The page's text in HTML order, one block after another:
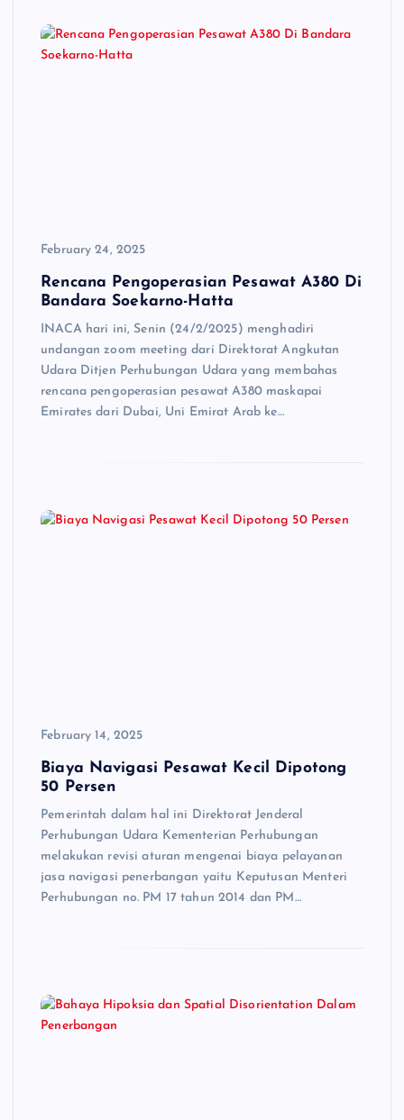
February 24, 2025
Rencana Pengoperasian Pesawat A380 Di
Bandara Soekarno-Hatta
INACA hari ini, Senin (24/2/2025) menghadiri
undangan zoom meeting dari Direktorat Angkutan
Udara Ditjen Perhubungan Udara yang membahas
rencana pengoperasian pesawat A380 maskapai
Emirates dari Dubai, Uni Emirat Arab ke…
February 14, 2025
Biaya Navigasi Pesawat Kecil Dipotong
50 Persen
Pemerintah dalam hal ini Direktorat Jenderal
Perhubungan Udara Kementerian Perhubungan
melakukan revisi aturan mengenai biaya pelayanan
jasa navigasi penerbangan yaitu Keputusan Menteri
Perhubungan no. PM 17 tahun 2014 dan PM…